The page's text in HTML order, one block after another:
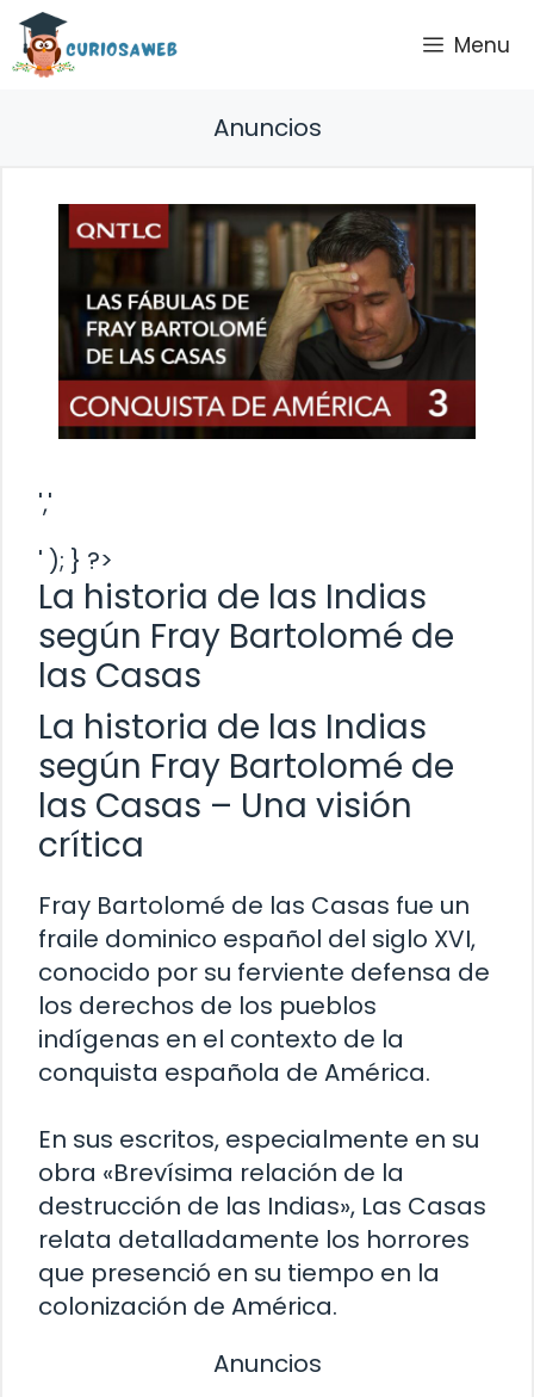
Saltar
contenido
Menu
Anuncios
','
' ); } ?>
La historia de las Indias
según Fray Bartolomé de
las Casas
La historia de las Indias
según Fray Bartolomé de
las Casas – Una visión
crítica
Fray Bartolomé de las Casas fue un
fraile dominico español del siglo XVI,
conocido por su ferviente defensa de
los derechos de los pueblos
indígenas en el contexto de la
conquista española de América.
En sus escritos, especialmente en su
obra «Brevísima relación de la
destrucción de las Indias», Las Casas
relata detalladamente los horrores
que presenció en su tiempo en la
colonización de América.
Anuncios